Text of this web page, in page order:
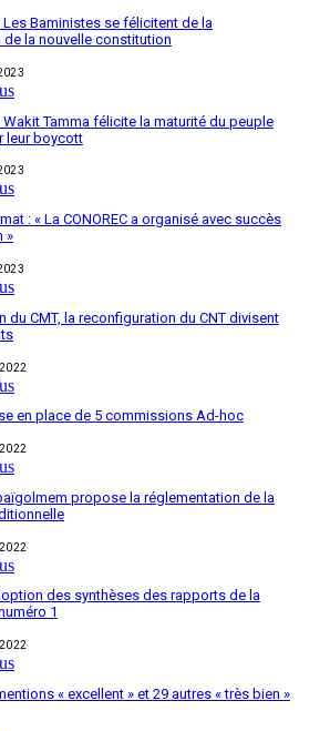
Les Baministes se félicitent de la
la nouvelle constitution
Wakit Tamma félicite la maturité du peuple
leur boycott
: « La CONOREC a organisé avec succès
»
du CMT, la reconfiguration du CNT divisent
en place de 5 commissions Ad-hoc
propose la réglementation de la
des synthèses des rapports de la
1
2022
« excellent » et 29 autres « très bien »